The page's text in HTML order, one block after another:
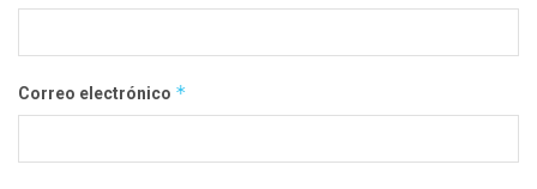
Correo electrónico *